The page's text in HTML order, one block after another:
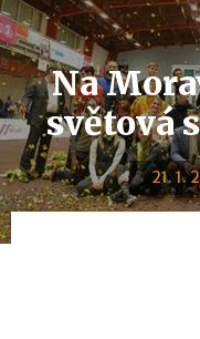
Na
světová
21. 1.